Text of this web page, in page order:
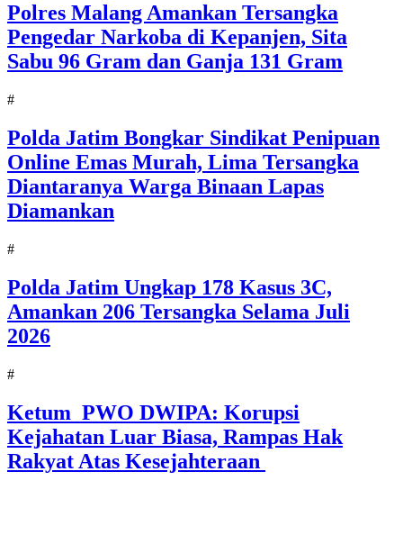
Polres Malang Amankan Tersangka
Pengedar Narkoba di Kepanjen, Sita
Sabu 96 Gram dan Ganja 131 Gram
#
Polda Jatim Bongkar Sindikat Penipuan
Online Emas Murah, Lima Tersangka
Diantaranya Warga Binaan Lapas
Diamankan
#
Polda Jatim Ungkap 178 Kasus 3C,
Amankan 206 Tersangka Selama Juli
2026
#
Ketum PWO DWIPA: Korupsi
Kejahatan Luar Biasa, Rampas Hak
Rakyat Atas Kesejahteraan